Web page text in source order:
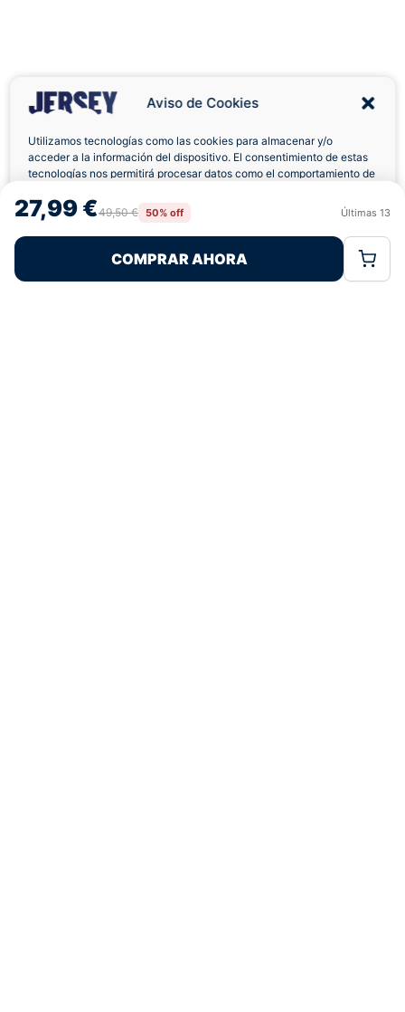
Aviso de Cookies
Utilizamos tecnologías como las cookies para almacenar y/o
acceder a la información del dispositivo. El consentimiento de estas
tecnologías nos permitirá procesar datos como el comportamiento de
retirar el consentimiento, puede afectar negativamente a ciertas
características y funciones.
Rechazar
Política de CookiesPolítica de Privacidad
27,99 €49,50 € 50% off Últimas 13
COMPRAR AHORA
Envíos a Domicilio Devolución 7 Días